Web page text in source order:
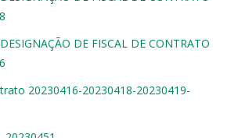
DE FISCAL DE CONTRATO
20230416-20230418-20230419-